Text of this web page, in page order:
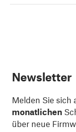
Newsletter
Melden Sie sich
monatlichen
über neue